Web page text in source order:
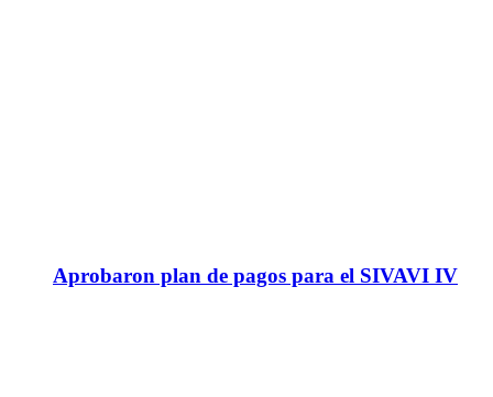
Aprobaron plan de pagos para el SIVAVI IV